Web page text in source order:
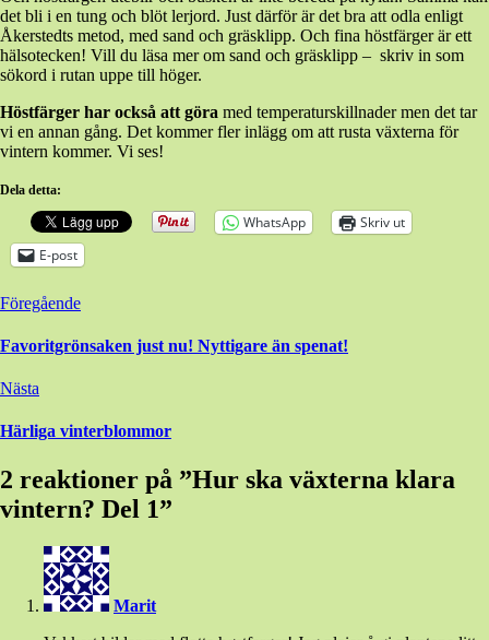
det bli i en tung och blöt lerjord. Just därför är det bra att odla enligt
Åkerstedts metod, med sand och gräsklipp. Och fina höstfärger är ett
hälsotecken! Vill du läsa mer om sand och gräsklipp – skriv in som
sökord i rutan uppe till höger.
Höstfärger har också att göra med temperaturskillnader men det tar
vi en annan gång. Det kommer fler inlägg om att rusta växterna för
vintern kommer. Vi ses!
Dela detta:
WhatsApp
Skriv ut
E-post
Inläggsnavigering
Föregående
Favoritgrönsaken just nu! Nyttigare än spenat!
Nästa
Härliga vinterblommor
2 reaktioner på ”Hur ska växterna klara
vintern? Del 1”
Marit